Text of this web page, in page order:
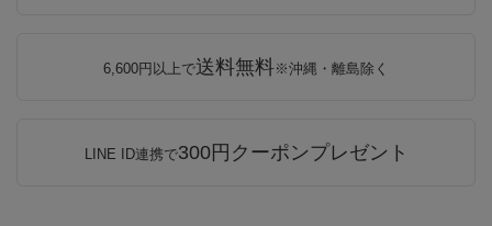
6,600円以上で送料無料※沖縄・離島除く
LINE ID連携で300円クーポンプレゼント